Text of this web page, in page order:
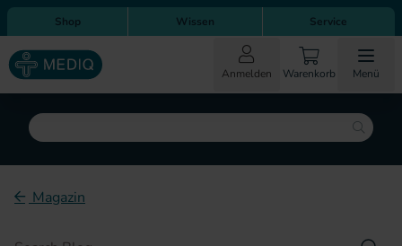
Direkt zum Inhalt
Direkt zur Hauptnavigation
Shop Wissen Service
Anmelden Warenkorb Menü
Suche
Magazin